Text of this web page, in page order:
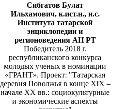
Сибгатов Булат
Ильхамович, к.ист.н., н.с.
Института татарской
энциклопедии и
регионоведения АН РТ
Победитель 2018 г.
республиканского конкурса
молодых ученых в номинации
«ГРАНТ». Проект: "Татарская
деревня Поволжья в конце XIX –
начале XX вв.: социокультурные
и экономические аспекты